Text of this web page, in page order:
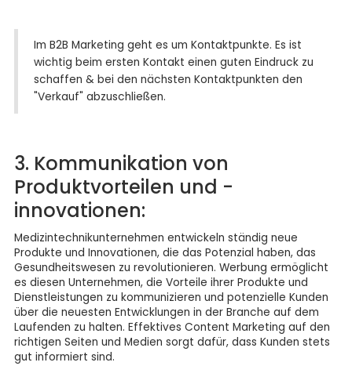
Im B2B Marketing geht es um Kontaktpunkte. Es ist
wichtig beim ersten Kontakt einen guten Eindruck zu
schaffen & bei den nächsten Kontaktpunkten den
"Verkauf" abzuschließen.
3. Kommunikation von
Produktvorteilen und -
innovationen:
Medizintechnikunternehmen entwickeln ständig neue
Produkte und Innovationen, die das Potenzial haben, das
Gesundheitswesen zu revolutionieren. Werbung ermöglicht
es diesen Unternehmen, die Vorteile ihrer Produkte und
Dienstleistungen zu kommunizieren und potenzielle Kunden
über die neuesten Entwicklungen in der Branche auf dem
Laufenden zu halten. Effektives Content Marketing auf den
richtigen Seiten und Medien sorgt dafür, dass Kunden stets
gut informiert sind.